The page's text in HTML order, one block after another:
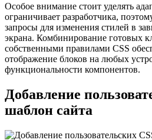
Особое внимание стоит уделять
ограничивает разработчика,
запросы для изменения стилей в
экрана. Комбинирование готовых
собственными правилами CSS
отображение блоков на любых
функциональности компонентов.
Добавление
шаблон сайта